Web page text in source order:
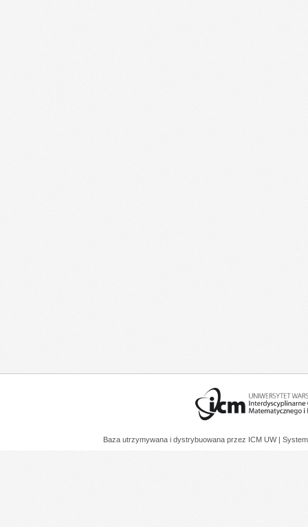
Baza utrzymywana i dystrybuowana przez ICM UW |